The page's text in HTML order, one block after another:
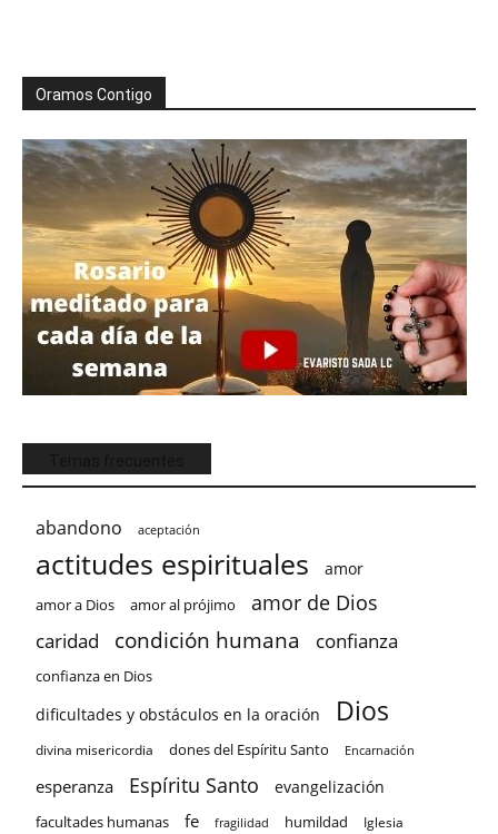
Oramos Contigo
abandono aceptación
actitudes espirituales amor
amor a Dios amor al prójimo amor de Dios
caridad condición humana confianza
confianza en Dios
dificultades y obstáculos en la oración Dios
divina misericordia dones del Espíritu Santo Encarnación
esperanza Espíritu Santo evangelización
facultades humanas fe fragilidad humildad Iglesia